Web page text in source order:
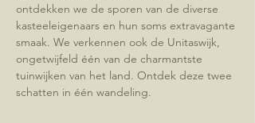
ontdekken we de sporen van de diverse
kasteeleigenaars en hun soms extravagante
smaak. We verkennen ook de Unitaswijk,
ongetwijfeld één van de charmantste
tuinwijken van het land. Ontdek deze twee
schatten in één wandeling.